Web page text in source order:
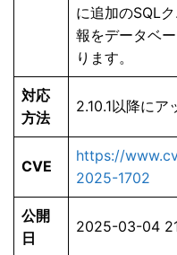
に追加のSQL
報をデータベ
ります。
対応
方法
2.10.1以降にア
CVE
https://
2025-1702
公開
日
2025-03-04